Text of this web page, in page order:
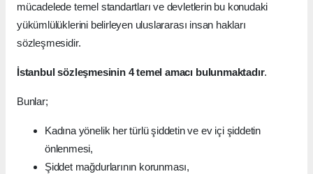
mücadelede temel standartları ve devletlerin bu konudaki
yükümlülüklerini belirleyen uluslararası insan hakları
sözleşmesidir.
İstanbul sözleşmesinin 4 temel amacı bulunmaktadır.
Bunlar;
Kadına yönelik her türlü şiddetin ve ev içi şiddetin
önlenmesi,
Şiddet mağdurlarının korunması,